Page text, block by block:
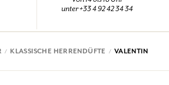
unter +33 4 92 42 34 34
KLASSISCHE HERRENDÜFTE VALENTIN